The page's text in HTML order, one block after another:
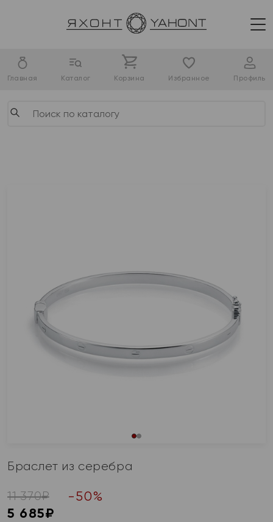
Главная Каталог Корзина Избранное Профиль
Браслет из серебра
11 370₽ -50%
5 685₽